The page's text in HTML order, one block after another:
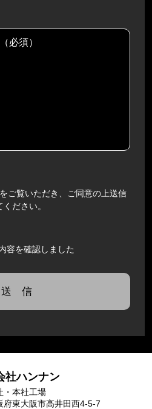
をご覧いただき、ご同意の上送信
ください。
容を確認しました
社ハンナン
・本社工場
東大阪市高井田西4-5-7